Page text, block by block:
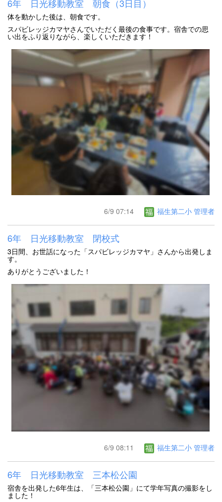
6年 日光移動教室 朝食（3日目）
体を動かした後は、朝食です。
スパビレッジカマヤさんでいただく最後の食事です。宿舎での思
い出をふり返りながら、楽しくいただきます！
6/9 07:14 福生第二小 管理者
6年 日光移動教室 閉校式
3日間、お世話になった「スパビレッジカマヤ」さんから出発しま
す。
ありがとうございました！
6/9 08:11 福生第二小 管理者
6年 日光移動教室 三本松公園
宿舎を出発した6年生は、「三本松公園」にて学年写真の撮影をし
ました！